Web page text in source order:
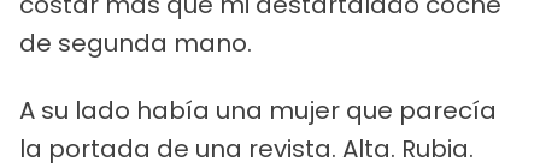
de segunda mano.
A su lado había una mujer que parecía
la portada de una revista. Alta. Rubia.